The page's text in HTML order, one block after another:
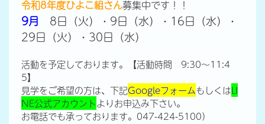
令和8年度ひよこ組さん募集中です！！
9月 8日（火）・9日（水）・16日（水）・
29日（火）・30日（水）
活動を予定しております。【活動時間 9:30～11:4
5】
見学をご希望の方は、下記GoogleフォームもしくはLI
NE公式アカウントよりお申込み下さい。
お電話でも承っております。047-424-5100）